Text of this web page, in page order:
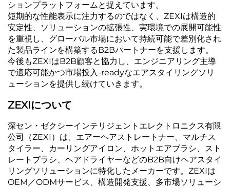
ションプラットフォームと捉えています。
短期的な性能表示に注力するのではなく、ZEXIは構造的
安定性、ソリューションの拡張性、実環境での展開可能性
を重視し、グローバル市場において持続可能で差別化され
た製品ラインを構築するB2Bパートナーを支援します。
今後もZEXIはB2B顧客と協力し、エンジニアリング主導
で適応可能かつ市場投入-readyなエアスタイリングソリ
ューションを提供し続けていきます。
ZEXIについて
深セン・ゼクシーインテリジェントエレクトロニクス有限
公司（ZEXI）は、エアーヘアストレートナー、マルチス
タイラー、カーリングアイロン、ホットエアブラシ、スト
レートブラシ、ヘアドライヤーなどのB2B向けヘアスタイ
リングソリューションに特化したメーカーです。ZEXIは
OEM／ODMサービス、構造開発支援、多市場ソリューシ